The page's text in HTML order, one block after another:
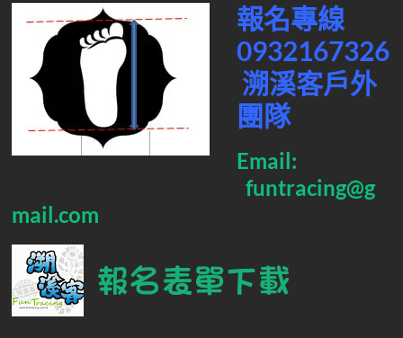
報名專線
0932167326
溯溪客戶外
團隊
Email:
funtracing@g
mail.com